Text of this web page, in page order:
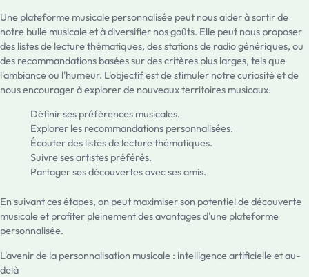
Une plateforme musicale personnalisée peut nous aider à sortir de
notre bulle musicale et à diversifier nos goûts. Elle peut nous proposer
des listes de lecture thématiques, des stations de radio génériques, ou
des recommandations basées sur des critères plus larges, tels que
l'ambiance ou l'humeur. L'objectif est de stimuler notre curiosité et de
nous encourager à explorer de nouveaux territoires musicaux.
Définir ses préférences musicales.
Explorer les recommandations personnalisées.
Écouter des listes de lecture thématiques.
Suivre ses artistes préférés.
Partager ses découvertes avec ses amis.
En suivant ces étapes, on peut maximiser son potentiel de découverte
musicale et profiter pleinement des avantages d'une plateforme
personnalisée.
L'avenir de la personnalisation musicale : intelligence artificielle et au-
delà